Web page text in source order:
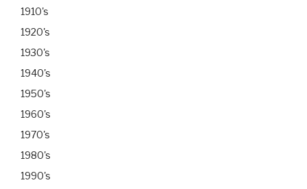
1910's
1920's
1930's
1940's
1950's
1960's
1970's
1980's
1990's